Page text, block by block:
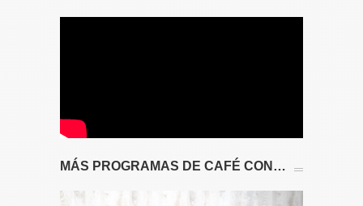
MÁS PROGRAMAS DE CAFÉ CON…